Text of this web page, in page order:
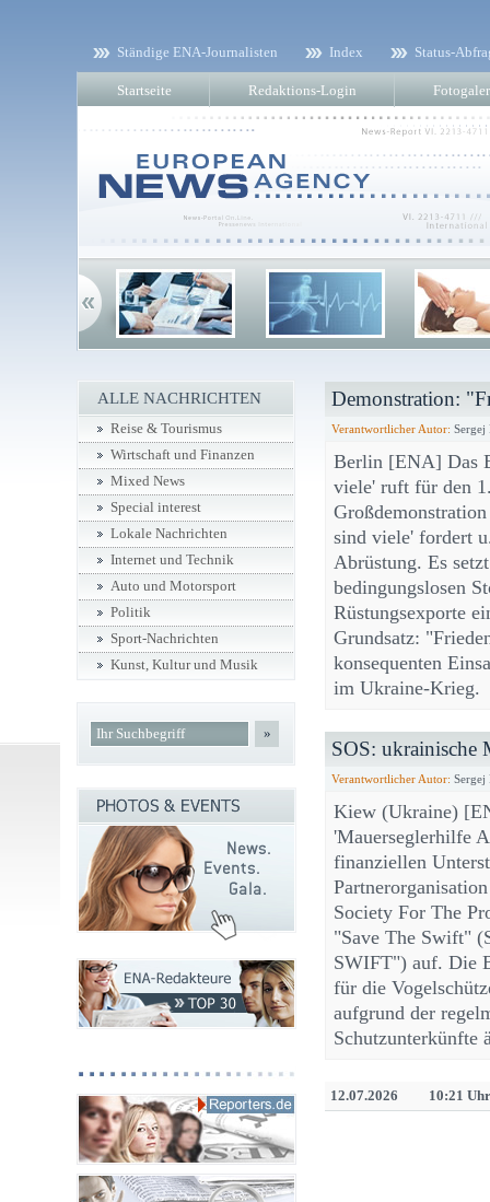
Ständige ENA-Journalisten Index Status-
Startseite Redaktions-Login
Demonstration:
Verantwortlicher Autor: Sergej
Berlin [ENA] Das
viele' ruft für den
sind viele' fordert
Abrüstung. Es
bedingungslosen
Rüstungsexporte
Grundsatz:
konsequenten
im Ukraine-
SOS: ukrainische
Verantwortlicher Autor: Sergej
Kiew (Ukraine)
'Mauerseglerhilfe
finanziellen
Society For The
"Save The Swift"
SWIFT") auf. Die
für die
aufgrund der
12.07.2026 10:21 Uhr
ALLE NACHRICHTEN
Reise & Tourismus
Wirtschaft und Finanzen
Mixed News
Special interest
Lokale Nachrichten
Internet und Technik
Auto und Motorsport
Politik
Sport-Nachrichten
Kunst, Kultur und Musik
»